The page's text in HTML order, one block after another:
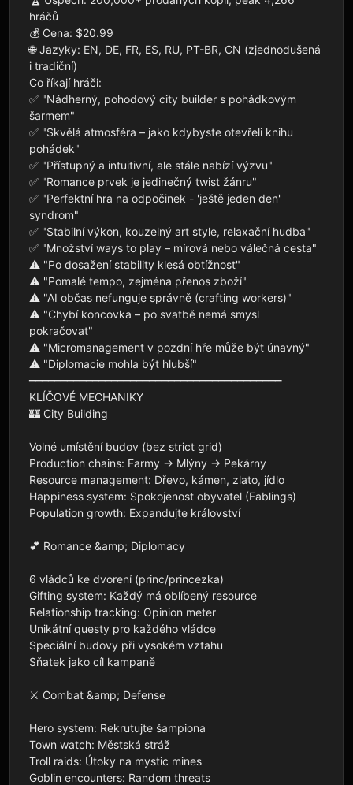
hráčů
💰 Cena: $20.99
🌐 Jazyky: EN, DE, FR, ES, RU, PT-BR, CN (zjednodušená
i tradiční)
Co říkají hráči:
✅ "Nádherný, pohodový city builder s pohádkovým
šarmem"
✅ "Skvělá atmosféra – jako kdybyste otevřeli knihu
pohádek"
✅ "Přístupný a intuitivní, ale stále nabízí výzvu"
✅ "Romance prvek je jedinečný twist žánru"
✅ "Perfektní hra na odpočinek - 'ještě jeden den'
syndrom"
✅ "Stabilní výkon, kouzelný art style, relaxační hudba"
✅ "Množství ways to play – mírová nebo válečná cesta"
⚠️ "Po dosažení stability klesá obtížnost"
⚠️ "Pomalé tempo, zejména přenos zboží"
⚠️ "AI občas nefunguje správně (crafting workers)"
⚠️ "Chybí koncovka – po svatbě nemá smysl
pokračovat"
⚠️ "Micromanagement v pozdní hře může být únavný"
⚠️ "Diplomacie mohla být hlubší"
━━━━━━━━━━━━━━━━━━━━━━━━━━━━━━━━━━━━━━━━
KLÍČOVÉ MECHANIKY
🏰 City Building
Volné umístění budov (bez strict grid)
Production chains: Farmy → Mlýny → Pekárny
Resource management: Dřevo, kámen, zlato, jídlo
Happiness system: Spokojenost obyvatel (Fablings)
Population growth: Expandujte království
💕 Romance &amp; Diplomacy
6 vládců ke dvorení (princ/princezka)
Gifting system: Každý má oblíbený resource
Relationship tracking: Opinion meter
Unikátní questy pro každého vládce
Speciální budovy při vysokém vztahu
Sňatek jako cíl kampaně
⚔️ Combat &amp; Defense
Hero system: Rekrutujte šampiona
Town watch: Městská stráž
Troll raids: Útoky na mystic mines
Goblin encounters: Random threats